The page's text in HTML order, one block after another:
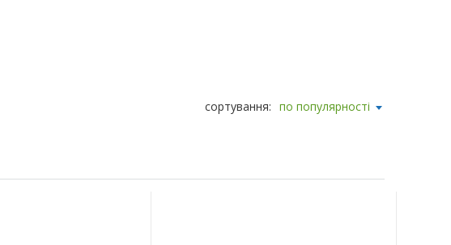
сортування: по популярності